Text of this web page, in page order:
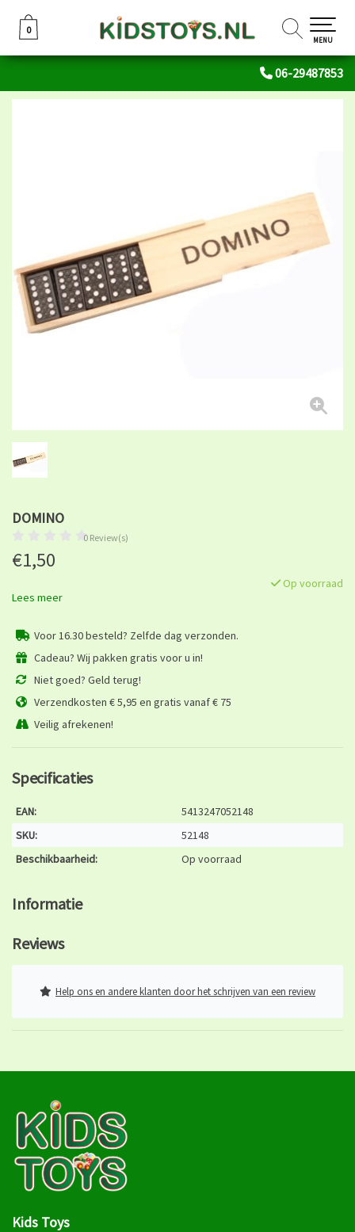
06-29487853
0
0
MENU
DOMINO
0 Review(s)
€1,50
Op voorraad
Lees meer
Voor 16.30 besteld? Zelfde dag verzonden.
Cadeau? Wij pakken gratis voor u in!
Niet goed? Geld terug!
Verzendkosten € 5,95 en gratis vanaf € 75
Veilig afrekenen!
Specificaties
EAN:
5413247052148
SKU:
52148
Beschikbaarheid:
Op voorraad
Informatie
Reviews
Help ons en andere klanten door het schrijven van een review
Kids Toys